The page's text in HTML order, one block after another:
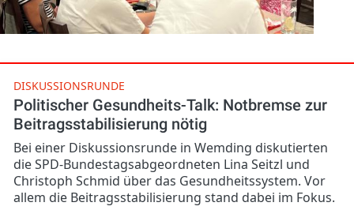
DISKUSSIONSRUNDE
Politischer Gesundheits-Talk: Notbremse zur
Beitragsstabilisierung nötig
Bei einer Diskussionsrunde in Wemding diskutierten
die SPD-Bundestagsabgeordneten Lina Seitzl und
Christoph Schmid über das Gesundheitssystem. Vor
allem die Beitragsstabilisierung stand dabei im Fokus.